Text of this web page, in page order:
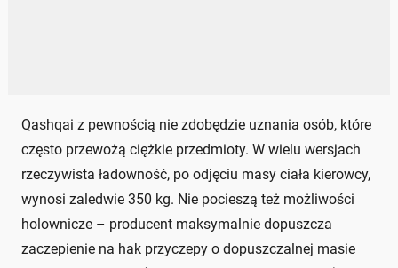
Qashqai z pewnością nie zdobędzie uznania osób, które
często przewożą ciężkie przedmioty. W wielu wersjach
rzeczywista ładowność, po odjęciu masy ciała kierowcy,
wynosi zaledwie 350 kg. Nie pocieszą też możliwości
holownicze – producent maksymalnie dopuszcza
zaczepienie na hak przyczepy o dopuszczalnej masie